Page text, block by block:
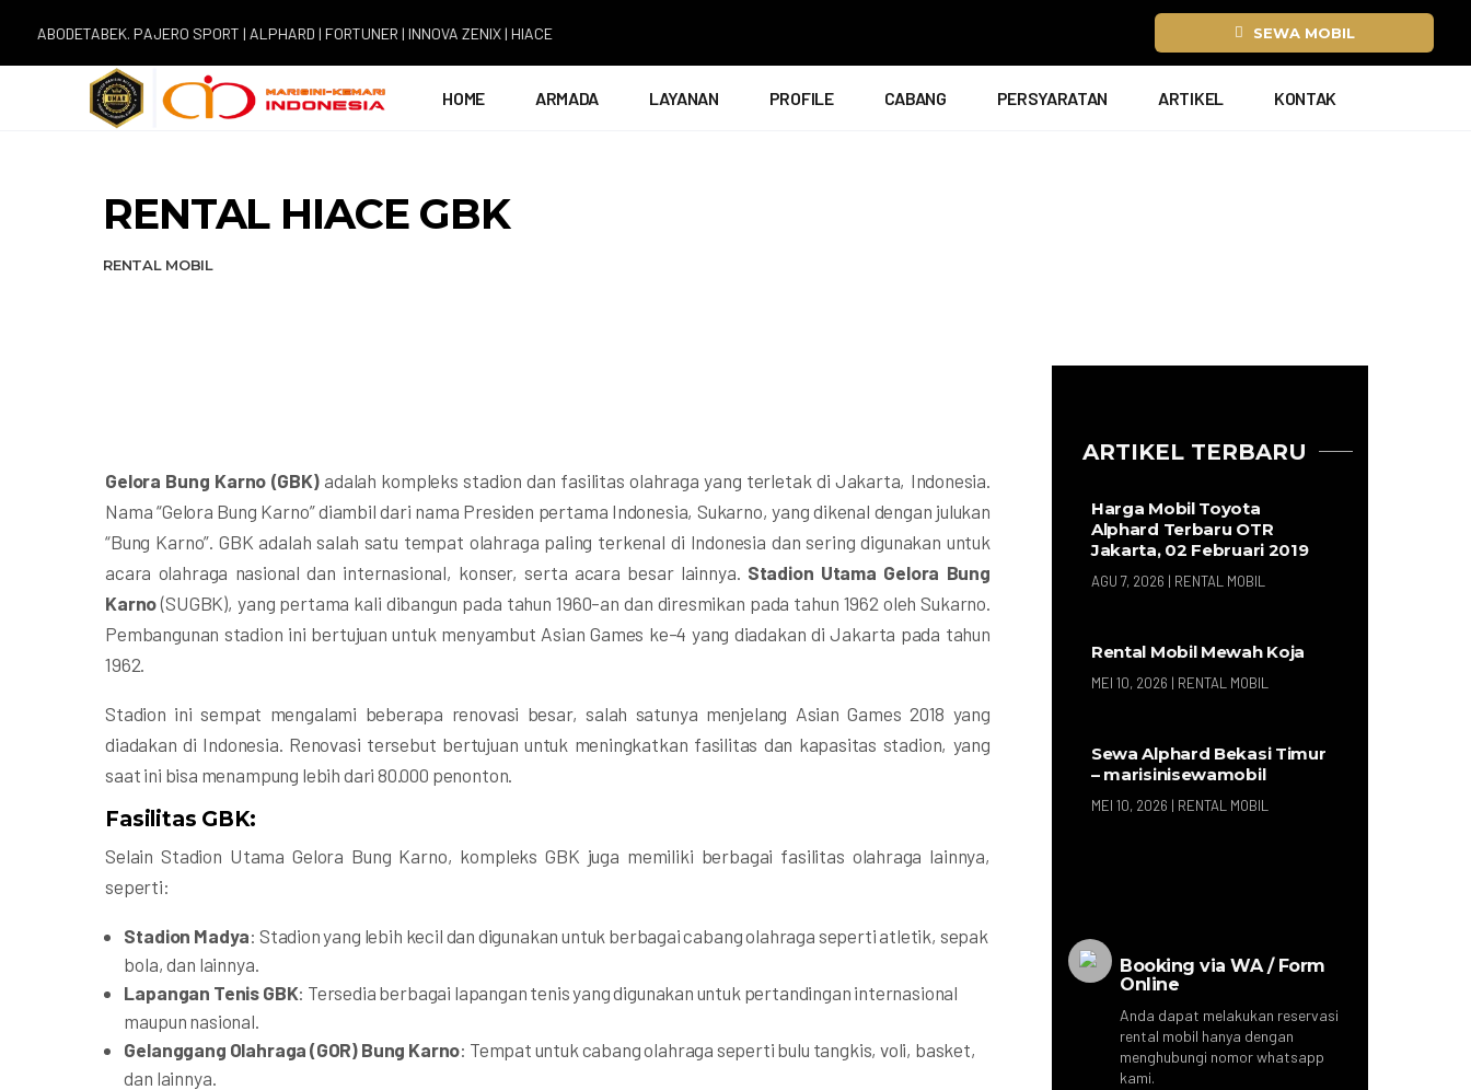
PAJERO SPORT | ALPHARD | FORTUNER | INNOVA ZENIX | HIACE SEWA MOBIL
HOME ARMADA LAYANAN PROFILE CABANG PERSYARATAN ARTIKEL KONTAK
RENTAL HIACE GBK
RENTAL MOBIL
Gelora Bung Karno (GBK)adalah kompleks stadion dan fasilitas olahraga yang terletak di Jakarta, Indonesia.
Nama “Gelora Bung Karno” diambil dari nama Presiden pertama Indonesia, Sukarno, yang dikenal dengan julukan
“Bung Karno”. GBK adalah salah satu tempat olahraga paling terkenal di Indonesia dan sering digunakan untuk
acara olahraga nasional dan internasional, konser, serta acara besar lainnya. Stadion Utama Gelora Bung
Karno(SUGBK), yang pertama kali dibangun pada tahun 1960-an dan diresmikan pada tahun 1962 oleh Sukarno.
Pembangunan stadion ini bertujuan untuk menyambut Asian Games ke-4 yang diadakan di Jakarta pada tahun
1962.
Stadion ini sempat mengalami beberapa renovasi besar, salah satunya menjelang Asian Games 2018 yang
diadakan di Indonesia. Renovasi tersebut bertujuan untuk meningkatkan fasilitas dan kapasitas stadion, yang
saat ini bisa menampung lebih dari 80.000 penonton.
Fasilitas GBK:
Selain Stadion Utama Gelora Bung Karno, kompleks GBK juga memiliki berbagai fasilitas olahraga lainnya,
seperti:
Stadion Madya: Stadion yang lebih kecil dan digunakan untuk berbagai cabang olahraga seperti atletik, sepak
bola, dan lainnya.
Lapangan Tenis GBK: Tersedia berbagai lapangan tenis yang digunakan untuk pertandingan internasional
maupun nasional.
Gelanggang Olahraga (GOR) Bung Karno: Tempat untuk cabang olahraga seperti bulu tangkis, voli, basket,
dan lainnya.
ARTIKEL TERBARU
Harga Mobil Toyota
Alphard Terbaru OTR
Jakarta, 02 Februari 2019
AGU 7, 2026 | RENTAL MOBIL
Rental Mobil Mewah Koja
MEI 10, 2026 | RENTAL MOBIL
Sewa Alphard Bekasi Timur
– marisinisewamobil
MEI 10, 2026 | RENTAL MOBIL
Booking via WA / Form
Online
Anda dapat melakukan reservasi
rental mobil hanya dengan
menghubungi nomor whatsapp
kami.